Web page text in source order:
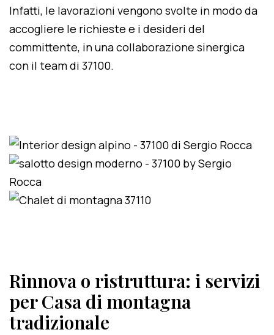
Infatti, le lavorazioni vengono svolte in modo da
accogliere le richieste e i desideri del
committente, in una collaborazione sinergica
con il team di 37100.
Rinnova o ristruttura: i servizi
per Casa di montagna
tradizionale